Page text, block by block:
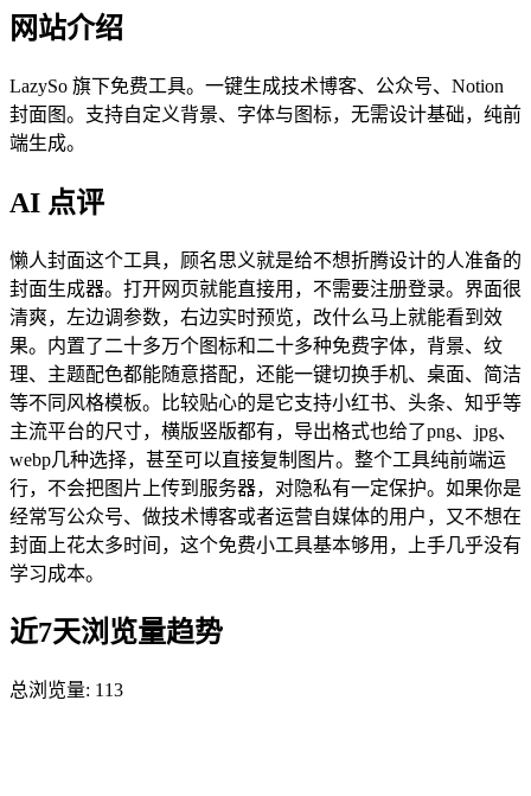
网站介绍
LazySo 旗下免费工具。一键生成技术博客、公众号、Notion
封面图。支持自定义背景、字体与图标，无需设计基础，纯前
端生成。
AI 点评
懒人封面这个工具，顾名思义就是给不想折腾设计的人准备的
封面生成器。打开网页就能直接用，不需要注册登录。界面很
清爽，左边调参数，右边实时预览，改什么马上就能看到效
果。内置了二十多万个图标和二十多种免费字体，背景、纹
理、主题配色都能随意搭配，还能一键切换手机、桌面、简洁
等不同风格模板。比较贴心的是它支持小红书、头条、知乎等
主流平台的尺寸，横版竖版都有，导出格式也给了png、jpg、
webp几种选择，甚至可以直接复制图片。整个工具纯前端运
行，不会把图片上传到服务器，对隐私有一定保护。如果你是
经常写公众号、做技术博客或者运营自媒体的用户，又不想在
封面上花太多时间，这个免费小工具基本够用，上手几乎没有
学习成本。
近7天浏览量趋势
总浏览量: 113